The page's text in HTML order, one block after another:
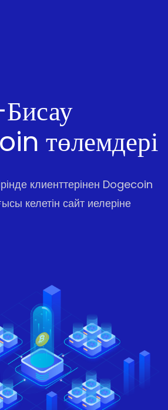
төлемдері
клиенттерінен Dogecoin
келетін сайт иелеріне